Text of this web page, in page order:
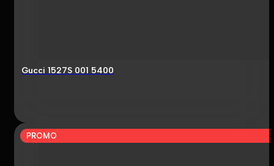
Gucci 1527S 001 5400
PROMO